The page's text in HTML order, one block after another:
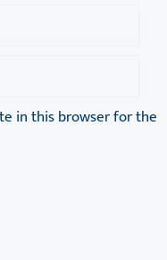
in this browser for the